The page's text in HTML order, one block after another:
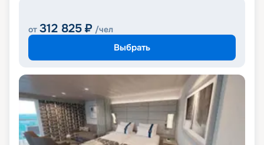
от 312 825 ₽ /чел
Выбрать